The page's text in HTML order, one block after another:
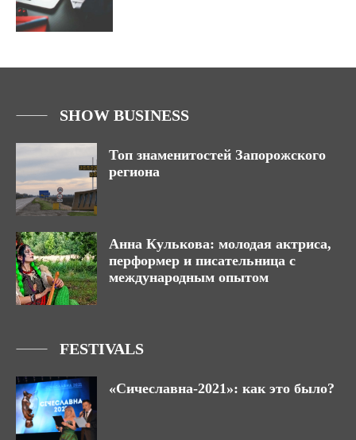
SHOW BUSINESS
Топ знаменитостей Запорожского
региона
Анна Кулькова: молодая актриса,
перформер и писательница с
международным опытом
FESTIVALS
«Сичеславна-2021»: как это было?